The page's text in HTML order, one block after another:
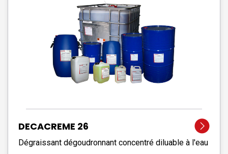
DECACREME 26
Dégraissant dégoudronnant concentré diluable à l'eau